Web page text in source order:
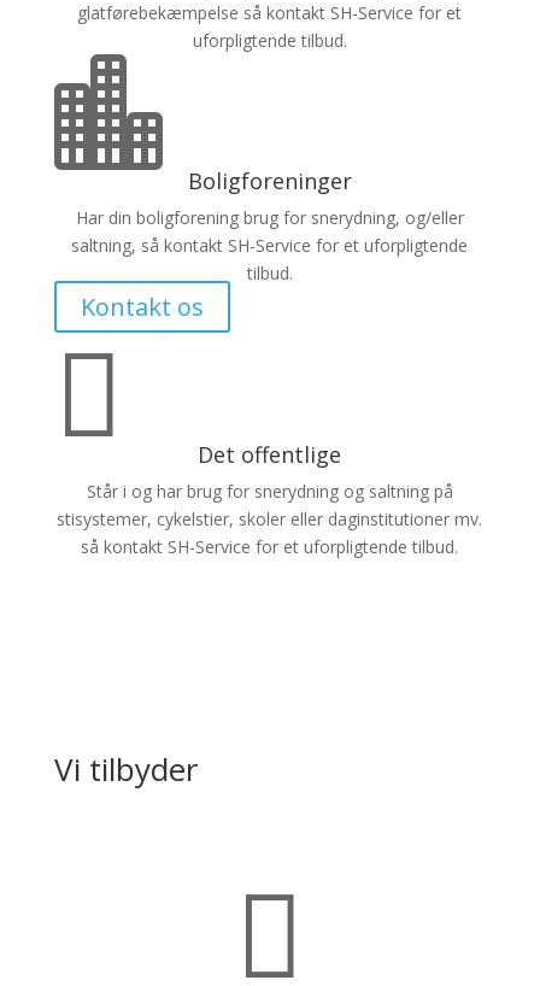
glatførebekæmpelse så kontakt SH-Service for et
uforpligtende tilbud.

Boligforeninger
Har din boligforening brug for snerydning, og/eller
saltning, så kontakt SH-Service for et uforpligtende
tilbud.
Kontakt os

Det offentlige
Står i og har brug for snerydning og saltning på
stisystemer, cykelstier, skoler eller daginstitutioner mv.
så kontakt SH-Service for et uforpligtende tilbud.
Vi tilbyder
